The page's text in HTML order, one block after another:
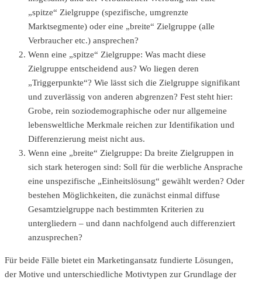
„spitze“ Zielgruppe (spezifische, umgrenzte
Marktsegmente) oder eine „breite“ Zielgruppe (alle
Verbraucher etc.) ansprechen?
Wenn eine „spitze“ Zielgruppe: Was macht diese
Zielgruppe entscheidend aus? Wo liegen deren
„Triggerpunkte“? Wie lässt sich die Zielgruppe signifikant
und zuverlässig von anderen abgrenzen? Fest steht hier:
Grobe, rein soziodemographische oder nur allgemeine
lebensweltliche Merkmale reichen zur Identifikation und
Differenzierung meist nicht aus.
Wenn eine „breite“ Zielgruppe: Da breite Zielgruppen in
sich stark heterogen sind: Soll für die werbliche Ansprache
eine unspezifische „Einheitslösung“ gewählt werden? Oder
bestehen Möglichkeiten, die zunächst einmal diffuse
Gesamtzielgruppe nach bestimmten Kriterien zu
untergliedern – und dann nachfolgend auch differenziert
anzusprechen?
Für beide Fälle bietet ein Marketingansatz fundierte Lösungen,
der Motive und unterschiedliche Motivtypen zur Grundlage der